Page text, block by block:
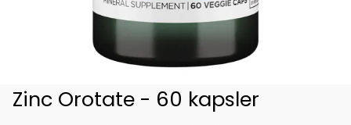
Zinc Orotate - 60 kapsler